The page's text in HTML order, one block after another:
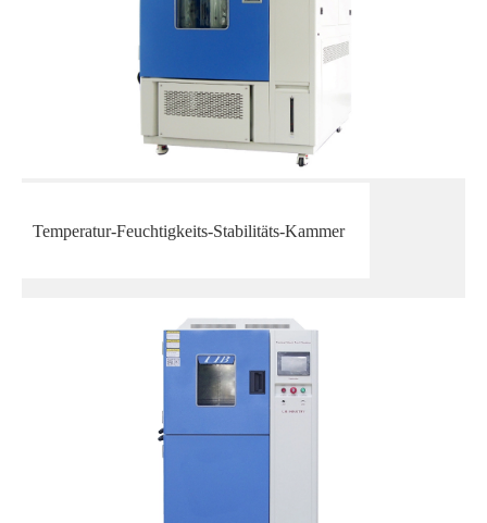
Temperatur-Feuchtigkeits-Stabilitäts-Kammer